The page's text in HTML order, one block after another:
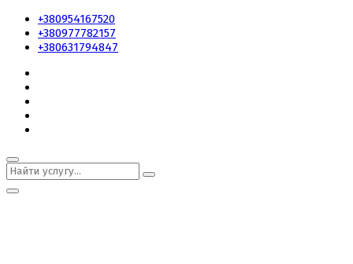
+380954167520
+380977782157
+380631794847